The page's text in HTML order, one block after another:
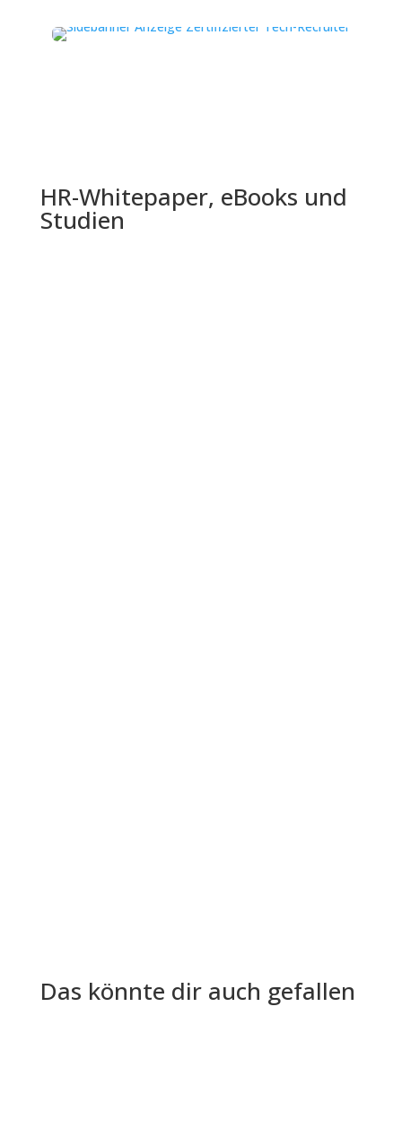
HR-Whitepaper, eBooks und
Studien
Das könnte dir auch gefallen